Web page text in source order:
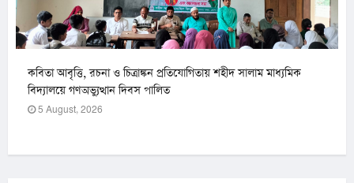
কবিতা আবৃত্তি, রচনা ও চিত্রাঙ্কন প্রতিযোগিতায় শহীদ সালাম মাধ্যমিক
বিদ্যালয়ে গণঅভ্যুত্থান দিবস পালিত
5 August, 2026